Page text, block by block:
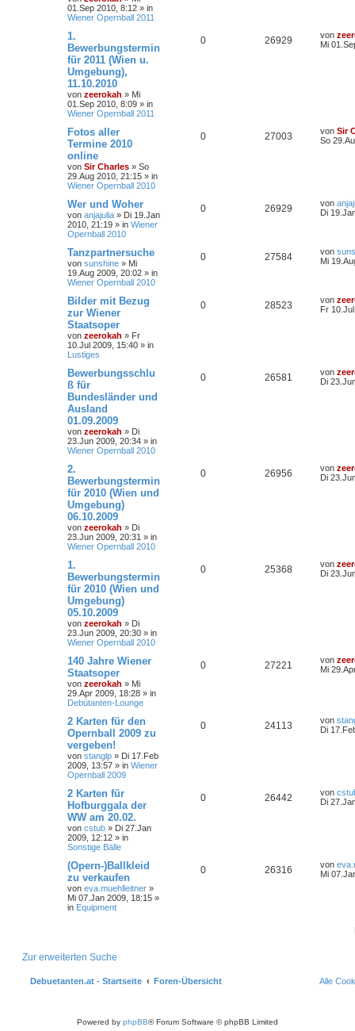
01.Sep 2010, 8:12 » in
Wiener Opernball 2011
1.
Bewerbungstermin
für 2011 (Wien u.
Umgebung),
11.10.2010
von zeerokah » Mi
01.Sep 2010, 8:09 » in
Wiener Opernball 2011
0 26929 von
Mi
Fotos aller
Termine 2010
online
von Sir Charles » So
29.Aug 2010, 21:15 » in
Wiener Opernball 2010
0 27003 von Sir
So
Wer und Woher
von anjajulia » Di 19.Jan
2010, 21:19 » in Wiener
Opernball 2010
0 26929 von
Di
Tanzpartnersuche
von sunshine » Mi
19.Aug 2009, 20:02 » in
Wiener Opernball 2010
0 27584 von
Mi
Bilder mit Bezug
zur Wiener
Staatsoper
von zeerokah » Fr
10.Jul 2009, 15:40 » in
Lustiges
0 28523 von
Fr
Bewerbungsschlu
ß für
Bundesländer und
Ausland
01.09.2009
von zeerokah » Di
23.Jun 2009, 20:34 » in
Wiener Opernball 2010
0 26581 von
Di
2.
Bewerbungstermin
für 2010 (Wien und
Umgebung)
06.10.2009
von zeerokah » Di
23.Jun 2009, 20:31 » in
Wiener Opernball 2010
0 26956 von
Di
1.
Bewerbungstermin
für 2010 (Wien und
Umgebung)
05.10.2009
von zeerokah » Di
23.Jun 2009, 20:30 » in
Wiener Opernball 2010
0 25368 von
Di
140 Jahre Wiener
Staatsoper
von zeerokah » Mi
29.Apr 2009, 18:28 » in
Debütanten-Lounge
0 27221 von
Mi
2 Karten für den
Opernball 2009 zu
vergeben!
von stanglp » Di 17.Feb
2009, 13:57 » in Wiener
Opernball 2009
0 24113 von
Di
2 Karten für
Hofburggala der
WW am 20.02.
von cstub » Di 27.Jan
2009, 12:12 » in
Sonstige Bälle
0 26442 von
Di
(Opern-)Ballkleid
zu verkaufen
von eva.muehlleitner »
Mi 07.Jan 2009, 18:15 »
in Equipment
0 26316 von
Mi
Zur erweiterten Suche
Debuetanten.at - Startseite Foren-Übersicht Alle
Powered by phpBB® Forum Software © phpBB Limited